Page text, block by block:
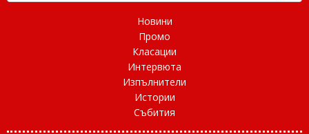
Новини
Промо
Класации
Интервюта
Изпълнители
Истории
Събития